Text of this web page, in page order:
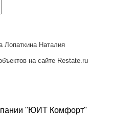
Лопаткина Наталия
на сайте Restate.ru
"ЮИТ Комфорт"